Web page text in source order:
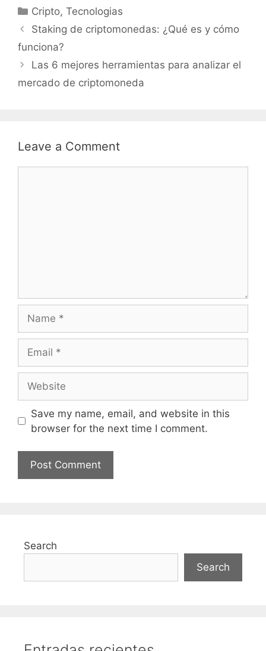
Categories
Cripto,Tecnologias
Staking de criptomonedas: ¿Qué es y cómo
funciona?
Las 6 mejores herramientas para analizar el
mercado de criptomoneda
Leave a Comment
Save my name, email, and website in this
browser for the next time I comment.
Search
Search